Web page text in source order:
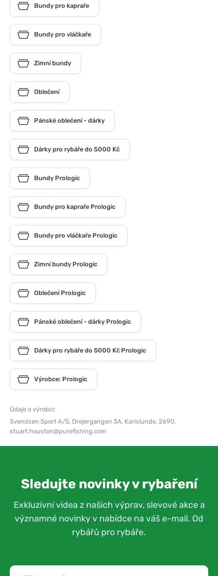
Bundy pro kapraře
Bundy pro vláčkaře
Zimní bundy
Oblečení
Pánské oblečení - dárky
Dárky pro rybáře do 5000 Kč
Bundy Prologic
Bundy pro kapraře Prologic
Bundy pro vláčkaře Prologic
Zimní bundy Prologic
Oblečení Prologic
Pánské oblečení - dárky Prologic
Dárky pro rybáře do 5000 Kč Prologic
Výrobce: Prologic
Údaje o výrobci:
Svendsen Sport A/S, Drejergangen 3A, Karlslunde, 2690,
stuart.houston@purefishing.com
Sledujte novinky v rybaření
Exkluzivní videa z našich výprav, slevové akce a
významné novinky v nabídce na váš e-mail. Od
rybářů pro rybáře.